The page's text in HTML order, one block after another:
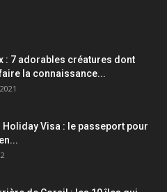
: 7 adorables créatures dont
la connaissance...
Holiday Visa : le passeport pour